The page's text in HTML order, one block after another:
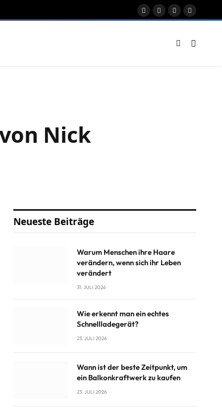
Facebook
X
Instagram
Pinterest
Nick
Neueste Beiträge
Warum Menschen ihre Haare
verändern, wenn sich ihr Leben
verändert
31. JULI 2026
Wie erkennt man ein echtes
Schnellladegerät?
23. JULI 2026
Wann ist der beste Zeitpunkt, um
ein Balkonkraftwerk zu kaufen
23. JULI 2026